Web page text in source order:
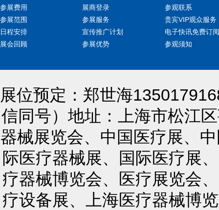
参展费用
参展范围
日程安排
展会回顾
展商登录
参展服务
宣传推广计划
参展优势
参观联系
贵宾VIP观众服务
电子快讯免费订阅
参观须知
展位预定：郑世海
信同号）地址：上海市松江
器械展览会、中国医疗展、
际医疗器械展、国际医疗展
疗器械博览会、医疗展览会
疗设备展、上海医疗器械博